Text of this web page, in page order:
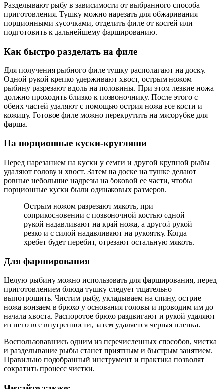
Разделывают рыбу в зависимости от выбранного способа
приготовления. Тушку можно нарезать для обжаривания
порционными кусочками, отделить филе от костей или
подготовить к дальнейшему фаршированию.
Как быстро разделать на филе
Для получения рыбного филе тушку располагают на доску.
Одной рукой крепко удерживают хвост, острым ножом
рыбину разрезают вдоль на половины. При этом лезвие ножа
должно проходить близко к позвоночнику. После этого с
обеих частей удаляют с помощью острия ножа все кости и
кожицу. Готовое филе можно перекрутить на мясорубке для
фарша.
На порционные куски-кругляши
Перед нарезанием на куски у семги и другой крупной рыбы
удаляют голову и хвост. Затем на доске на тушке делают
ровные небольшие надрезы на боковой ее части, чтобы
порционные куски были одинаковых размеров.
Острым ножом разрезают мякоть, при
соприкосновении с позвоночной костью одной
рукой надавливают на край ножа, а другой рукой
резко и с силой надавливают на рукоятку. Когда
хребет будет перебит, отрезают остальную мякоть.
Для фарширования
Целую рыбину можно использовать для фарширования, перед
приготовлением блюда тушку следует тщательно
выпотрошить. Чистим рыбу, укладываем на спину, острие
ножа вонзаем в брюхо у основания головы и проводим им до
начала хвоста. Распоротое брюхо раздвигают и рукой удаляют
из него все внутренности, затем удаляется черная пленка.
Воспользовавшись одним из перечисленных способов, чистка
и разделывание рыбы станет приятным и быстрым занятием.
Правильно подобранный инструмент и практика позволят
сократить процесс чистки.